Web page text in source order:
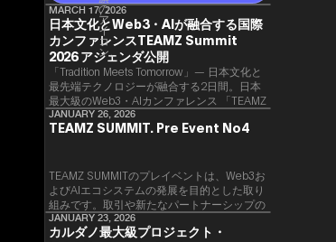
MARCH 17, 2026
日本文化とWeb3・AIが融合する国際
カンファレンスTEAMZ Summit
2026 アジェンダ公開
「Tradition Meets Tomorrow」— 日本文化と
最先端テクノロジーが融合する2日間。日本
最大級のWeb3・AIカンファレンス 「TEAMZ
Summit 2026」 が、2026年4月7日・8日に
東京・八芳園にて開催されます。今年のテー
る、特別な2日間となります。このたび、公
式アジェンダが公開されました。（※登壇者
のスケジュール等の都合により、開催までに
内容が変更となる可能性があります。）
JANUARY 26, 2026
TEAMZ SUMMIT. Pre Event No4
TEAMZ SUMMITのプレイベントは、Web3お
よびAIエコシステムの発展を目的とした取り
組みです。​取引や新たなパートナーシップの
90％以上が対面で生まれることから、
TEAMZでは本イベント前に定員制の交流会
JANUARY 23, 2026
カルダノ最大級プロジェクト・